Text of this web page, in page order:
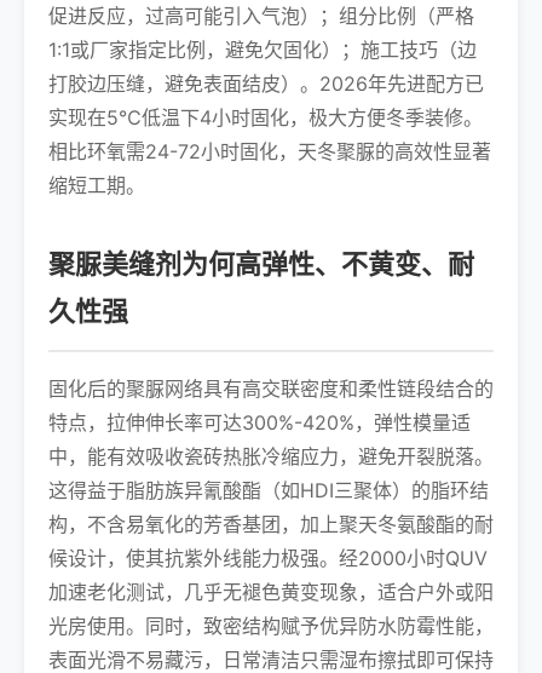
促进反应，过高可能引入气泡）；组分比例（严格
1:1或厂家指定比例，避免欠固化）；施工技巧（边
打胶边压缝，避免表面结皮）。2026年先进配方已
实现在5℃低温下4小时固化，极大方便冬季装修。
相比环氧需24-72小时固化，天冬聚脲的高效性显著
缩短工期。
聚脲美缝剂为何高弹性、不黄变、耐
久性强
固化后的聚脲网络具有高交联密度和柔性链段结合的
特点，拉伸伸长率可达300%-420%，弹性模量适
中，能有效吸收瓷砖热胀冷缩应力，避免开裂脱落。
这得益于脂肪族异氰酸酯（如HDI三聚体）的脂环结
构，不含易氧化的芳香基团，加上聚天冬氨酸酯的耐
候设计，使其抗紫外线能力极强。经2000小时QUV
加速老化测试，几乎无褪色黄变现象，适合户外或阳
光房使用。同时，致密结构赋予优异防水防霉性能，
表面光滑不易藏污，日常清洁只需湿布擦拭即可保持